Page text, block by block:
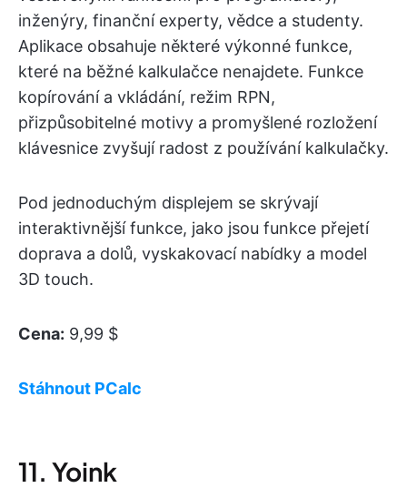
inženýry, finanční experty, vědce a studenty.
Aplikace obsahuje některé výkonné funkce,
které na běžné kalkulačce nenajdete. Funkce
kopírování a vkládání, režim RPN,
přizpůsobitelné motivy a promyšlené rozložení
klávesnice zvyšují radost z používání kalkulačky.
Pod jednoduchým displejem se skrývají
interaktivnější funkce, jako jsou funkce přejetí
doprava a dolů, vyskakovací nabídky a model
3D touch.
Cena: 9,99 $
Stáhnout PCalc
11. Yoink